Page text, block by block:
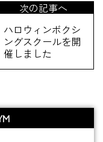
次の記事へ
ハロウィンボクシ
ングスクールを開
催しました